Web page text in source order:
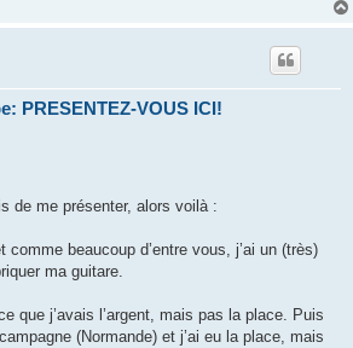
PRESENTEZ-VOUS ICI!
de me présenter, alors voilà :
beaucoup d’entre vous, j’ai un (très)
ma guitare.
que j’avais l’argent, mais pas la place. Puis
(Normande) et j’ai eu la place, mais